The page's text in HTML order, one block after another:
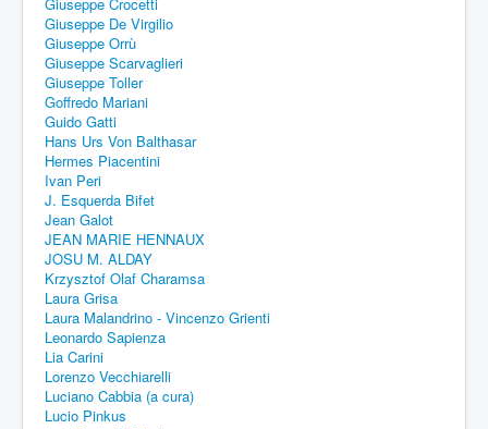
Giuseppe De Virgilio
Giuseppe Orrù
Giuseppe Scarvaglieri
Giuseppe Toller
Goffredo Mariani
Guido Gatti
Hans Urs Von Balthasar
Hermes Piacentini
Ivan Peri
J. Esquerda Bifet
Jean Galot
JEAN MARIE HENNAUX
JOSU M. ALDAY
Krzysztof Olaf Charamsa
Laura Grisa
Laura Malandrino - Vincenzo Grienti
Leonardo Sapienza
Lia Carini
Lorenzo Vecchiarelli
Luciano Cabbia (a cura)
Lucio Pinkus